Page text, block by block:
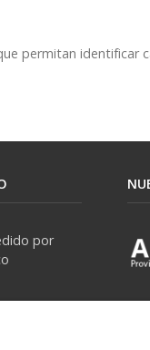
permitan
por